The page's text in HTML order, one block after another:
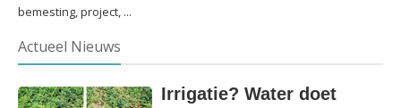
bemesting, project, ...
Actueel Nieuws
Irrigatie? Water doet